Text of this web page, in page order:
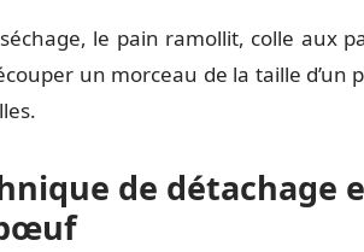
le pain ramollit, colle aux
un morceau de la taille
de détachage